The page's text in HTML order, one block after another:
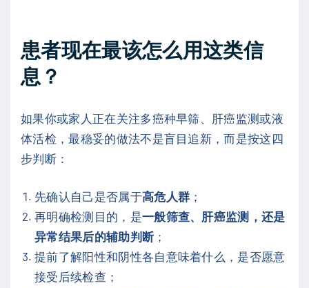
患者现在最该怎么用这类信
息？
如果你或家人正在关注多癌种早筛、肝癌监测或液
体活检，最稳妥的做法不是盲目追新，而是按这四
步判断：
先确认自己是否属于高危人群 ；
再明确检测目的，是一般筛查、肝癌监测，还是
异常结果后的辅助判断；
提前了解阳性和阴性各自意味着什么，是否愿意
接受后续检查；